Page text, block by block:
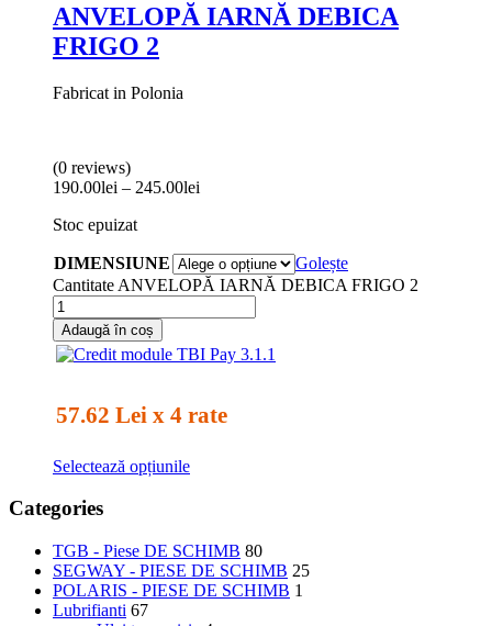
ANVELOPĂ IARNĂ DEBICA
FRIGO 2
Fabricat in Polonia
(0 reviews)
190.00lei – 245.00lei
Stoc epuizat
DIMENSIUNE
Golește
Cantitate ANVELOPĂ IARNĂ DEBICA FRIGO 2
Adaugă în coș
57.62 Lei x 4 rate
Selectează opțiunile
Categories
TGB - Piese DE SCHIMB 80
SEGWAY - PIESE DE SCHIMB 25
POLARIS - PIESE DE SCHIMB 1
Lubrifianti 67